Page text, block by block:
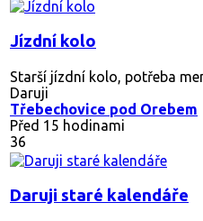
Jízdní kolo
Starší jízdní kolo, potřeba
Daruji
Třebechovice pod Orebem
Před 15 hodinami
36
Daruji staré kalendáře